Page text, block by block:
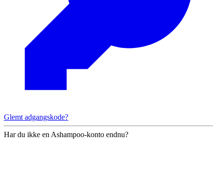
Glemt adgangskode?
Har du ikke en Ashampoo-konto endnu?